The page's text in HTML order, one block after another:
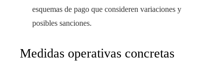
esquemas de pago que consideren variaciones y
posibles sanciones.
Medidas operativas concretas